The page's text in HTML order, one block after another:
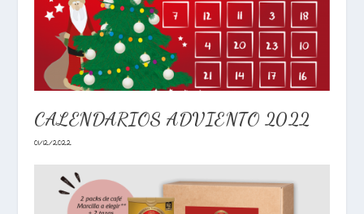
CALENDARIOS ADVIENTO 2022
01/12/2022